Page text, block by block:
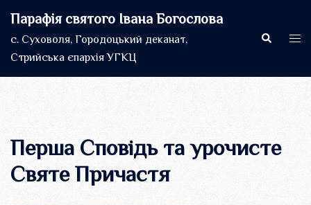
до
вмісту
Парафія святого Івана Богослова
с. Суховоля, Городоцький деканат,
Стрийська єпархія УГКЦ
Пошук
Перша Сповідь та урочисте
Святе Причастя